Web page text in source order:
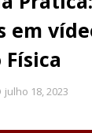
em
Física
julho 18, 2023